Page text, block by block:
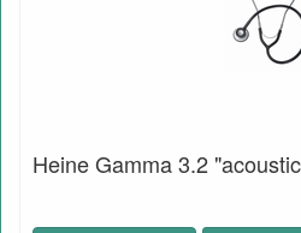
Heine Gamma 3.2